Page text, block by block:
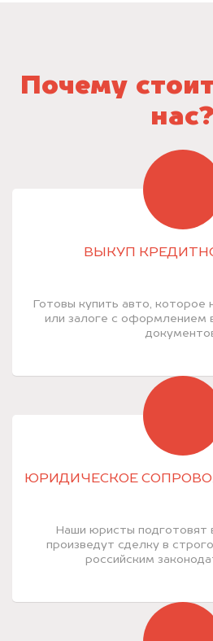
Почему
нас?
ВЫКУП
Готовы купить авто, которое
или залоге с оформлением
ЮРИДИЧЕСКОЕ
Наши юристы подготовят
произведут сделку в
российским